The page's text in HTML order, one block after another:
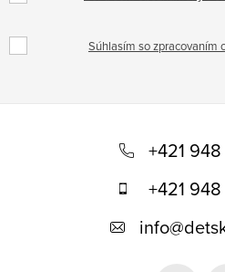
Súhlasím so zpracovaním
+421
+421
info@